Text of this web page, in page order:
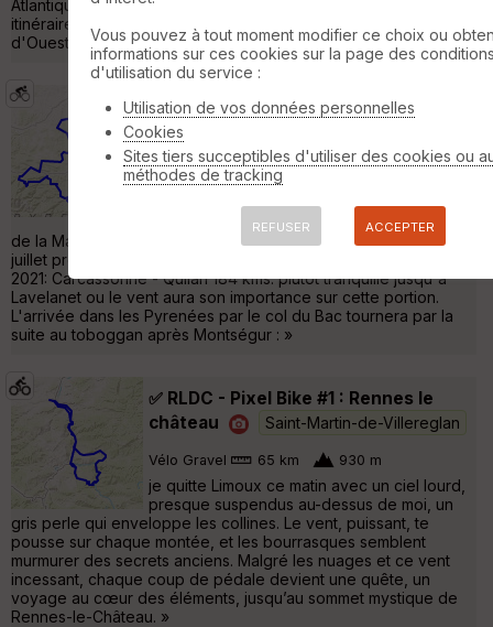
Atlantique. Le Lauraguais est le principal secteur de cet
itinéraire, souvent battu par des vents forts qu'ils soient
d'Ouest ou d'Est. Une partie de la trace vous »
ETAPE du TOUR DE FRANCE /
CARCASSONNE-QUILLAN avec bonus
Saint-Martin-de-Villereglan
Cyclotourisme 246 km
de la Malepére, je rejoint Carcasonne ou sera donner le 10
juillet prochain, le départ de la 14 éme étape du tour de France
2021: Carcassonne - Quilan 184 kms. plutôt tranquille jusqu'à
Lavelanet ou le vent aura son importance sur cette portion.
L'arrivée dans les Pyrenées par le col du Bac tournera par la
suite au toboggan après Montségur : »
✅ RLDC - Pixel Bike #1 : Rennes le
château
Saint-Martin-de-Villereglan
Vélo Gravel 65 km 930 m
je quitte Limoux ce matin avec un ciel lourd,
presque suspendus au-dessus de moi, un
gris perle qui enveloppe les collines. Le vent, puissant, te
pousse sur chaque montée, et les bourrasques semblent
murmurer des secrets anciens. Malgré les nuages et ce vent
incessant, chaque coup de pédale devient une quête, un
voyage au cœur des éléments, jusqu’au sommet mystique de
Rennes-le-Château. »
Vous pouvez à tout moment modifier ce choix ou
informations sur ces cookies sur la page des
d'utilisation du service :
Utilisation de vos données personnelles
Cookies
Sites tiers succeptibles d'utiliser des cookies ou
méthodes de tracking
REFUSER ACCEPTER